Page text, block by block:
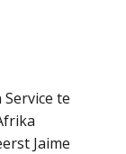
te
Jaime